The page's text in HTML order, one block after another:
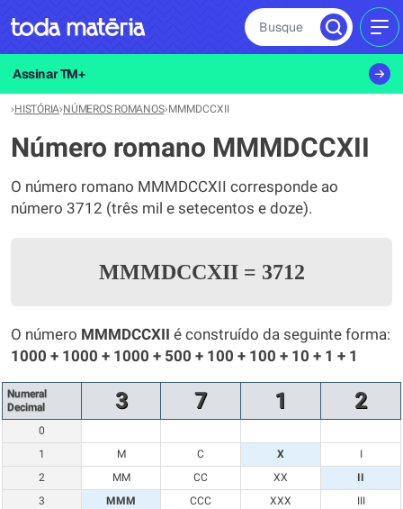
Busque
Assinar TM+
›HISTÓRIA›NÚMEROS ROMANOS›MMMDCCXII
Número romano MMMDCCXII
O número romano MMMDCCXII corresponde ao
número 3712 (três mil e setecentos e doze).
MMMDCCXII = 3712
O número MMMDCCXII é construído da seguinte forma:
1000 + 1000 + 1000 + 500 + 100 + 100 + 10 + 1 + 1
Numeral
Decimal
3 7 1 2
0
1
M C X
I
2
MM CC XX
II
3
MMM CCC XXX
III